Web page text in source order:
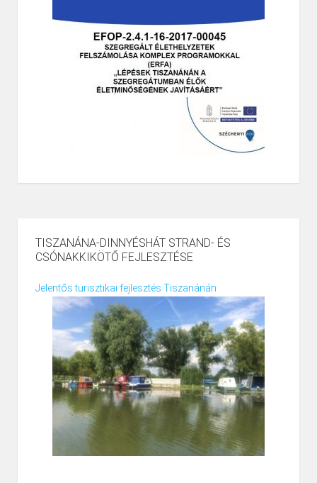
TISZANÁNA-DINNYÉSHÁT STRAND- ÉS
CSÓNAKKIKÖTŐ FEJLESZTÉSE
Jelentős turisztikai fejlesztés Tiszanánán